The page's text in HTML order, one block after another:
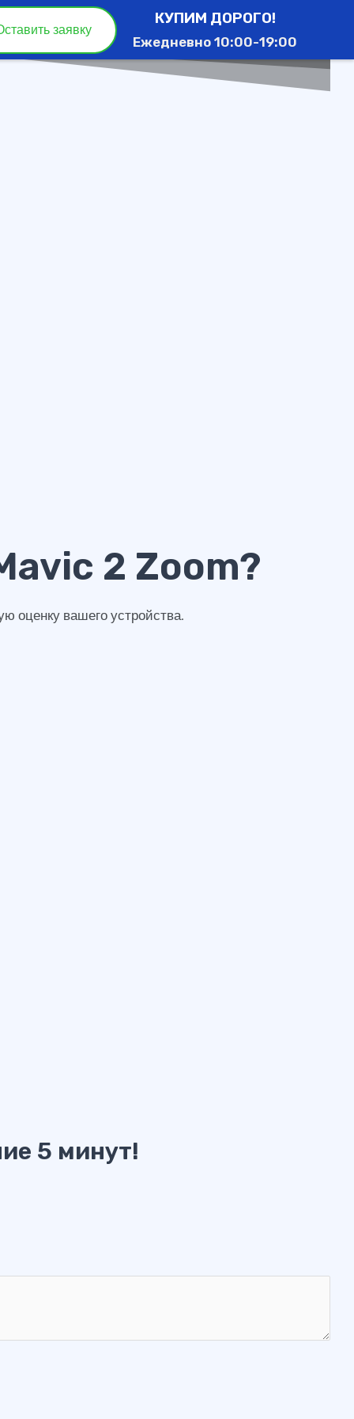
заявку
КУПИМ ДОРОГО!
Ежедневно 10:00-19:00
2 Zoom?
оценку вашего устройства.
5 минут!